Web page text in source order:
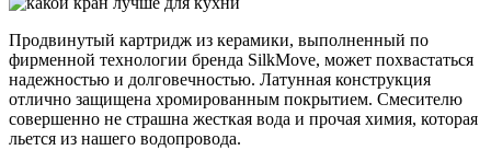
Продвинутый картридж из керамики, выполненный по
фирменной технологии бренда SilkMove, может похвастаться
надежностью и долговечностью. Латунная конструкция
отлично защищена хромированным покрытием. Смесителю
совершенно не страшна жесткая вода и прочая химия, которая
льется из нашего водопровода.